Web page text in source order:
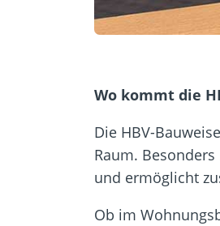
Wo kommt die
Die HBV-
Raum.
und ermöglicht
Ob im